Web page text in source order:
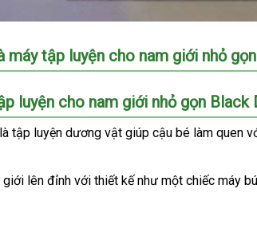
máy tập luyện cho nam giới nhỏ
luyện cho nam giới nhỏ gọn Black
tập luyện dương vật giúp cậu bé làm quen
giới lên đỉnh chiết
với thiết kế như một chiếc máy